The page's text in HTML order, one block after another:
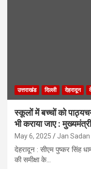
उत्तराखंड दिल्ली देहरादून
स्कूलों में बच्चों को
भी कराया जाए : मुख्यमंत्री
May 6, 2025 Jan Sadan
देहरादून : सीएम पुष्कर सिंह
की समीक्षा के…